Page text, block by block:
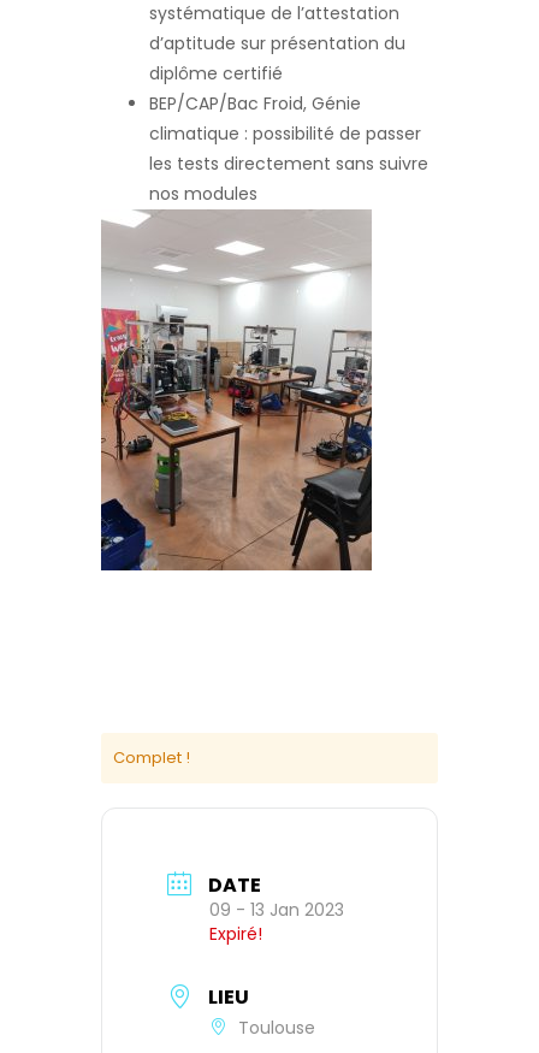
systématique de l’attestation
d’aptitude sur présentation du
diplôme certifié
BEP/CAP/Bac Froid, Génie
climatique : possibilité de passer
les tests directement sans suivre
nos modules
Complet !
DATE
09 - 13 Jan 2023
Expiré!
LIEU
Toulouse